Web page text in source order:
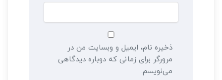
ذخیره نام، ایمیل و وبسایت من در
مرورگر برای زمانی که دوباره دیدگاهی
می‌نویسم.